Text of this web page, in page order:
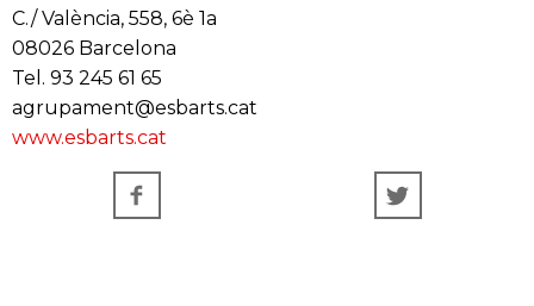
C./ València, 558, 6è 1a
08026 Barcelona
Tel. 93 245 61 65
agrupament@esbarts.cat
www.esbarts.cat